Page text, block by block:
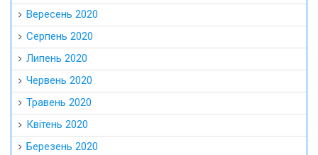
Вересень 2020
Серпень 2020
Липень 2020
Червень 2020
Травень 2020
Квітень 2020
Березень 2020